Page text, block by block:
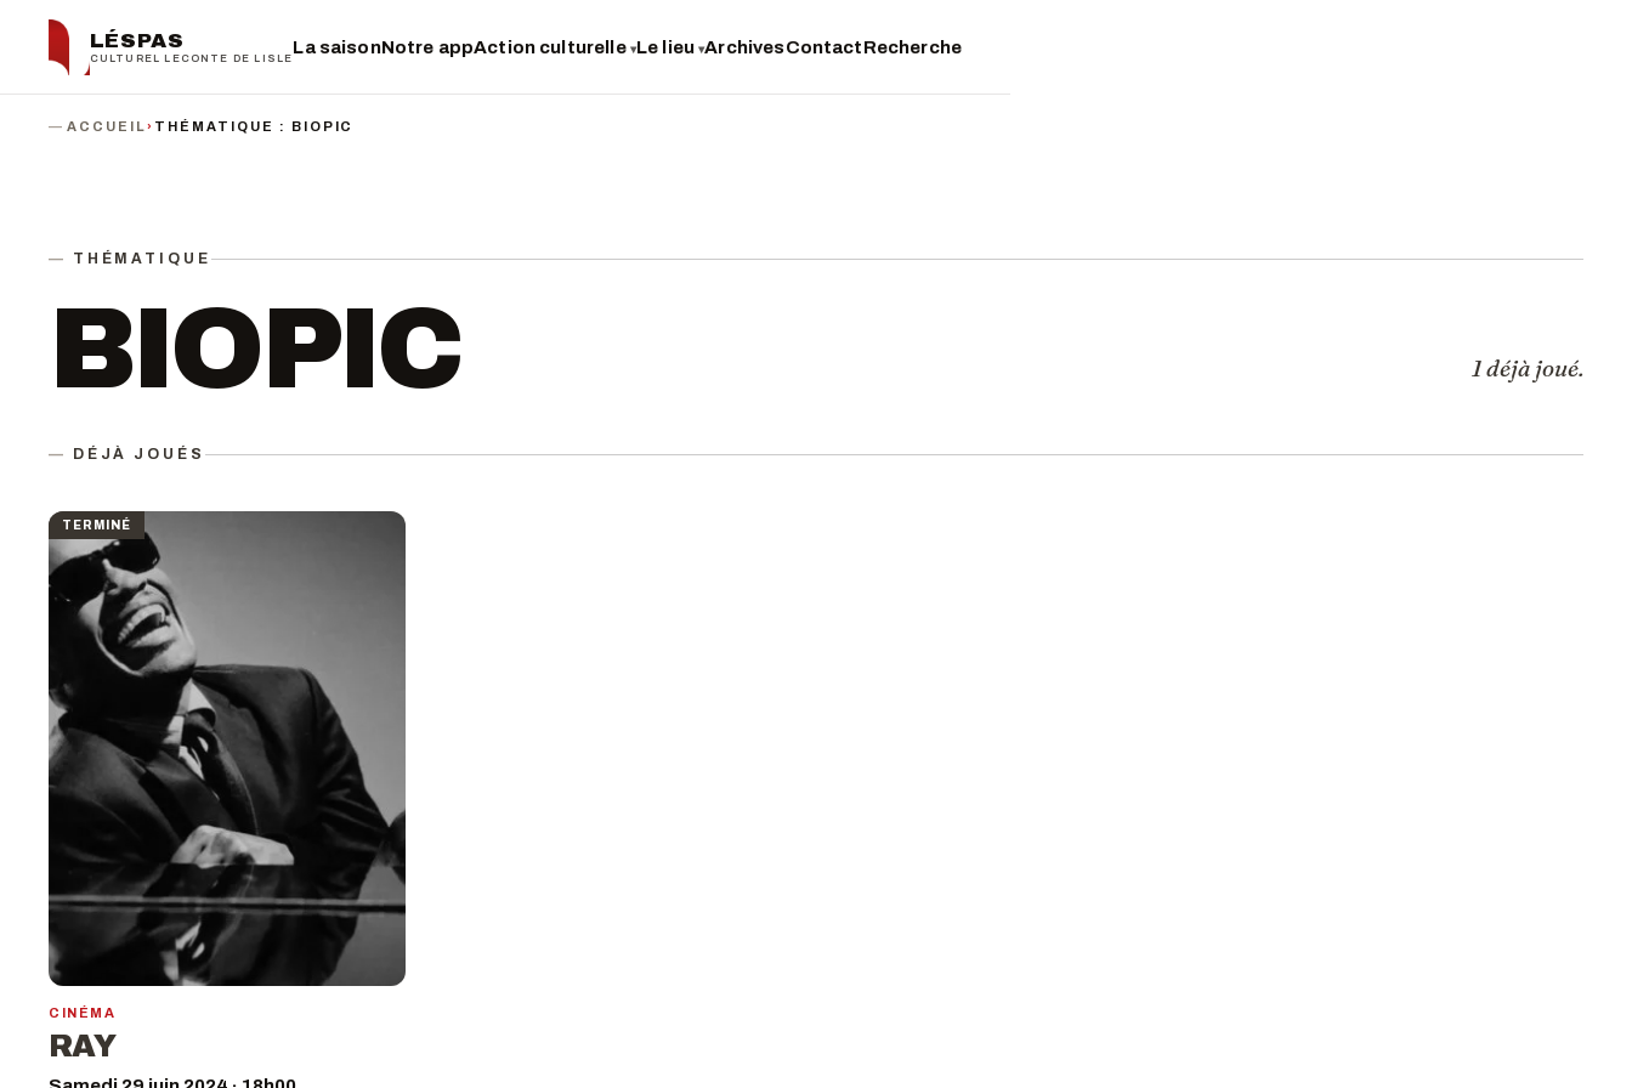
LÉSPAS
CULTUREL LECONTE DE LISLE
La saisonNotre appAction culturelle ▾Le lieu▾ArchivesContactRecherche
ACCUEIL› THÉMATIQUE : BIOPIC
THÉMATIQUE
BIOPIC 1 déjà joué.
DÉJÀ JOUÉS
TERMINÉ
CINÉMA
RAY